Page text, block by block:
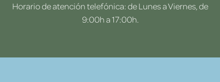
Horario de atención telefónica: de Lunes a Viernes, de
9:00h a 17:00h.